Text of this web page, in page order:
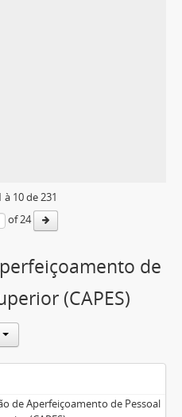
à 10de 231
of 24
de
(CAPES)
de Aperfeiçoamento de Pessoal